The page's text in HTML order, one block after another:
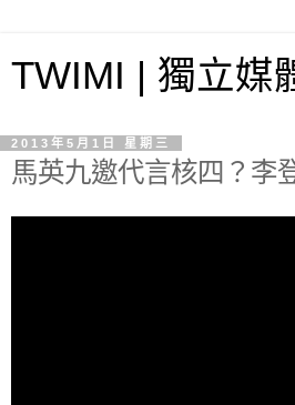
TWIMI | 獨立媒
2013年5月1日 星期三
馬英九邀代言核四？李